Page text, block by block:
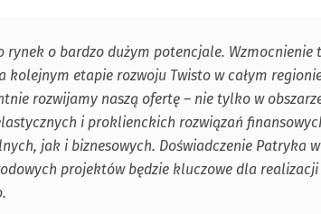
rynek o bardzo dużym potencjale.
kolejnym etapie rozwoju Twisto w całym
rozwijamy naszą ofertę – nie tylko w
i proklienckich rozwiązań
jak i biznesowych. Doświadczenie Patryka
projektów będzie kluczowe dla